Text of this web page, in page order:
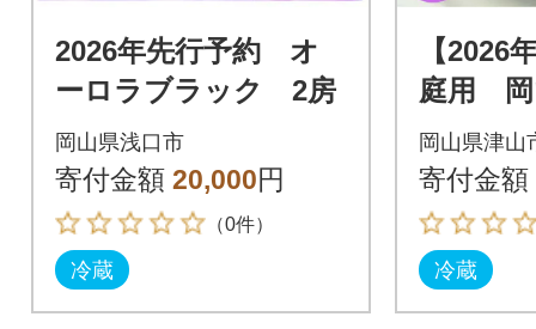
2026年先行予約 オ
ーロラブラック 2房
岡山県浅口市
寄付金額 20,000円
（0件）
冷蔵
【2026
庭用 岡
ラブラ
約
岡山県津山
寄付金額
冷蔵